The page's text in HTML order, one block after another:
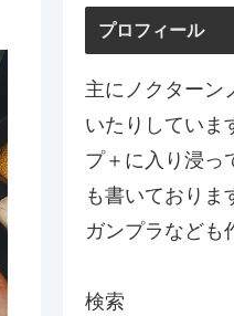
プロフィール
主にノクターン
いたりしていま
プ＋に入り浸っ
も書いておりま
ガンプラなども
検索